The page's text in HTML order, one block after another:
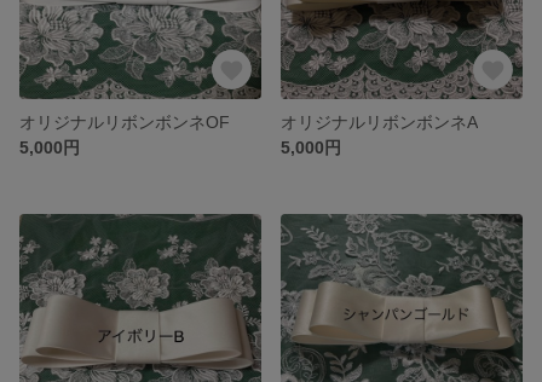
オリジナルリボンボンネOF
5,000円
オリジナルリボンボンネA
5,000円